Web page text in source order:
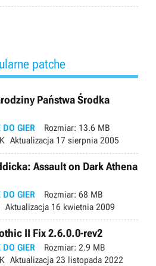
patche
Państwa Środka
DO GIER Rozmiar: 13.6 MB
Aktualizacja 17 sierpnia 2005
Assault on Dark Athena
DO GIER Rozmiar: 68 MB
Aktualizacja 16 kwietnia 2009
II Fix 2.6.0.0-rev2
DO GIER Rozmiar: 2.9 MB
Aktualizacja 23 listopada 2022